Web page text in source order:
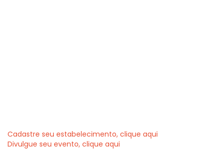
Cadastre seu estabelecimento, clique aqui
Divulgue seu evento, clique aqui